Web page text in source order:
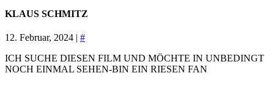
KLAUS SCHMITZ
12. Februar, 2024 | #
ICH SUCHE DIESEN FILM UND MÖCHTE IN UNBEDINGT
NOCH EINMAL SEHEN-BIN EIN RIESEN FAN